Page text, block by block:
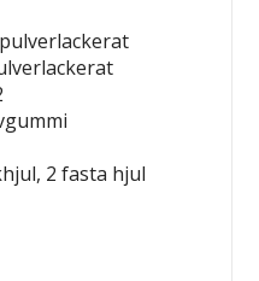
2 fasta hjul